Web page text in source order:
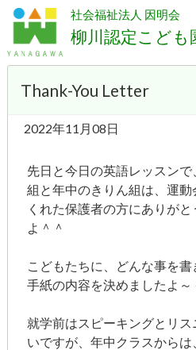
社会福祉法人 因明会
柳川認定こども
Thank-You Letter
2022年11月08日
先日と今日の英語レッスンで
組と年中のきりん組は、運
くれた保護者の方にありが
よ＾＾
こどもたちに、どんな事を
手紙の内容を決めましたよ～
就学前はスピーキングとリ
いですが、年中クラスから